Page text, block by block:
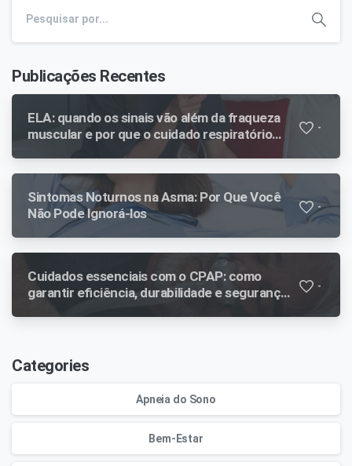
Publicações Recentes
ELA: quando os sinais vão além da fraqueza
muscular e por que o cuidado respiratório
faz diferença ao longo da evolução
-
Sintomas Noturnos na Asma: Por Que Você
Não Pode Ignorá-los
-
Cuidados essenciais com o CPAP: como
garantir eficiência, durabilidade e segurança
-
Categories
Apneia do Sono
Bem-Estar